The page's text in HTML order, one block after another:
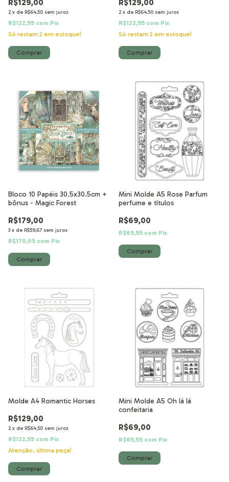
R$129,00
2 x de R$64,50 sem juros
R$122,55 com Pix
Só restam 2 em estoque!
R$129,00
2 x de R$64,50 sem juros
R$122,55 com Pix
Só restam 2 em estoque!
Bloco 10 Papéis 30.5x30.5cm +
bônus - Magic Forest
R$179,00
3 x de R$59,67 sem juros
R$170,05 com Pix
Mini Molde A5 Rose Parfum
perfume e títulos
R$69,00
R$65,55 com Pix
Molde A4 Romantic Horses
R$129,00
2 x de R$64,50 sem juros
R$122,55 com Pix
Atenção, última peça!
Mini Molde A5 Oh lá lá
confeitaria
R$69,00
R$65,55 com Pix